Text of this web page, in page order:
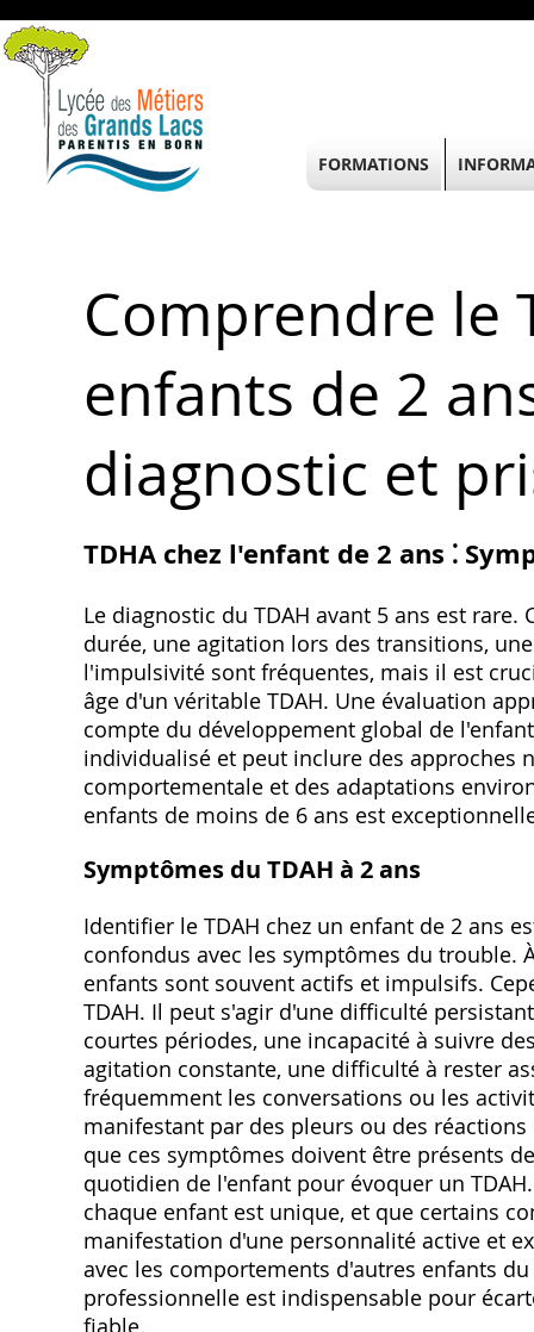
Comprendre le
enfants de 2
diagnostic et
TDHA chez l'enfant de 2 ans ⁚
Le diagnostic du TDAH avant 5 ans est
durée, une agitation lors des transitions,
l'impulsivité sont fréquentes, mais il est
âge d'un véritable TDAH. Une évaluation
compte du développement global de
individualisé et peut inclure des approches
comportementale et des adaptations
enfants de moins de 6 ans est
Symptômes du TDAH à 2 ans
Identifier le TDAH chez un enfant de 2 ans
confondus avec les symptômes du trouble.
enfants sont souvent actifs et impulsifs.
TDAH. Il peut s'agir d'une difficulté
courtes périodes, une incapacité à suivre
agitation constante, une difficulté à rester
fréquemment les conversations ou les
manifestant par des pleurs ou des
que ces symptômes doivent être présents
quotidien de l'enfant pour évoquer un
chaque enfant est unique, et que certains
manifestation d'une personnalité active et
avec les comportements d'autres enfants
professionnelle est indispensable pour
FORMATIONS